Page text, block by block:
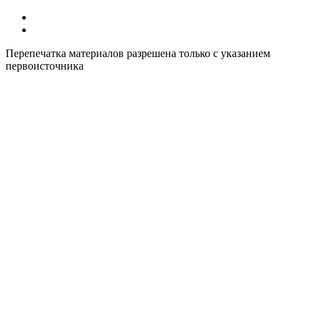
Перепечатка материалов разрешена только с указанием
первоисточника